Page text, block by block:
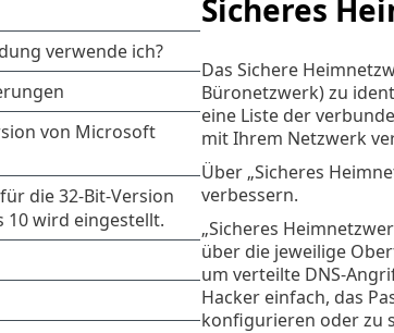
Sicheres
Das Sichere
Büronetzwerk) zu
eine Liste der
mit Ihrem Netzwerk
Über „Sicheres
verbessern.
„Sicheres
über die jeweilige
um verteilte DNS-
Hacker einfach, das
konfigurieren oder zu